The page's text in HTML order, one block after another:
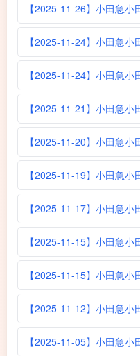
【2025-11-26】小田急小
【2025-11-24】小田急小
【2025-11-24】小田急小
【2025-11-21】小田急小
【2025-11-20】小田急小
【2025-11-19】小田急小
【2025-11-17】小田急小
【2025-11-15】小田急小
【2025-11-15】小田急小
【2025-11-12】小田急小
【2025-11-05】小田急小